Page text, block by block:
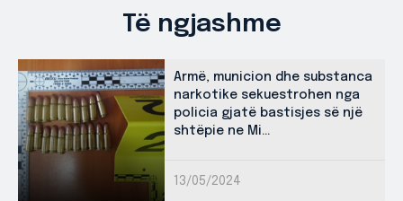
Të ngjashme
Armë, municion dhe substanca
narkotike sekuestrohen nga
policia gjatë bastisjes së një
shtëpie ne Mi...
13/05/2024